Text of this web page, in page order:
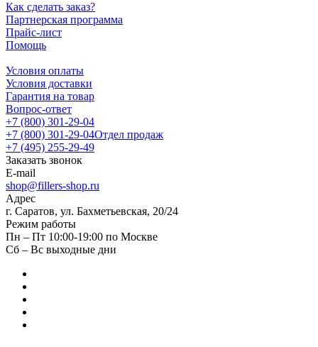
Как сделать заказ?
Партнерская программа
Прайс-лист
Помощь
Условия оплаты
Условия доставки
Гарантия на товар
Вопрос-ответ
+7 (800) 301-29-04
+7 (800) 301-29-04Отдел продаж
+7 (495) 255-29-49
Заказать звонок
E-mail
shop@fillers-shop.ru
Адрес
г. Саратов, ул. Бахметьевская, 20/24
Режим работы
Пн – Пт 10:00-19:00 по Москве
Сб – Вс выходные дни